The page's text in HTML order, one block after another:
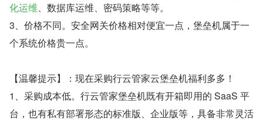
化运维、数据库运维、密码策略等等。
3、价格不同。安全网关价格相对便宜一点，堡垒机属于一
个系统价格贵一点。
【温馨提示】：现在采购行云管家云堡垒机福利多多！
1、采购成本低。行云管家堡垒机既有开箱即用的 SaaS 平
台，也有私有部署形态的标准版、企业版等，具备非常灵活